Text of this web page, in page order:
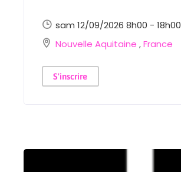
sam 12/09/2026 8h00 - 18h00
Nouvelle Aquitaine ,France
S'inscrire